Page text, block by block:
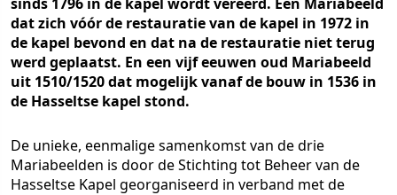
dat zich vóór de restauratie van de kapel in 1972 in
de kapel bevond en dat na de restauratie niet terug
werd geplaatst. En een vijf eeuwen oud Mariabeeld
uit 1510/1520 dat mogelijk vanaf de bouw in 1536 in
de Hasseltse kapel stond.
De unieke, eenmalige samenkomst van de drie
Mariabeelden is door de Stichting tot Beheer van de
Hasseltse Kapel georganiseerd in verband met de